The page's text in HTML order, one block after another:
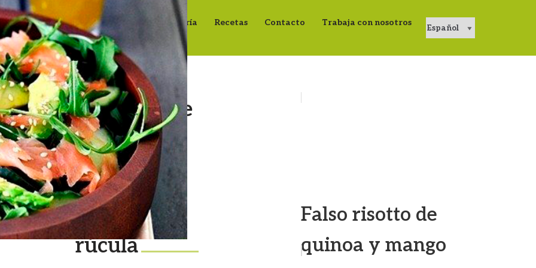
Inicio Grupo RG Galería Recetas Contacto Trabaja con nosotros
Ensalada de
salmón
ahumado,
aguacate y
rúcula
Falso risotto de
quinoa y mango